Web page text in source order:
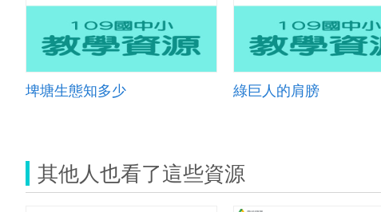
埤塘生態知多少 綠巨人的肩膀
其他人也看了這些資源